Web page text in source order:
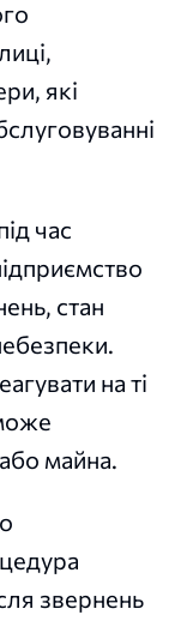
які
час
стан
на ті
майна.
звернень